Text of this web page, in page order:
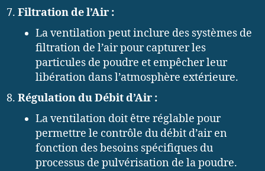
Filtration de l’Air :
La ventilation peut inclure des systèmes de
filtration de l’air pour capturer les
particules de poudre et empêcher leur
libération dans l’atmosphère extérieure.
Régulation du Débit d’Air :
La ventilation doit être réglable pour
permettre le contrôle du débit d’air en
fonction des besoins spécifiques du
processus de pulvérisation de la poudre.